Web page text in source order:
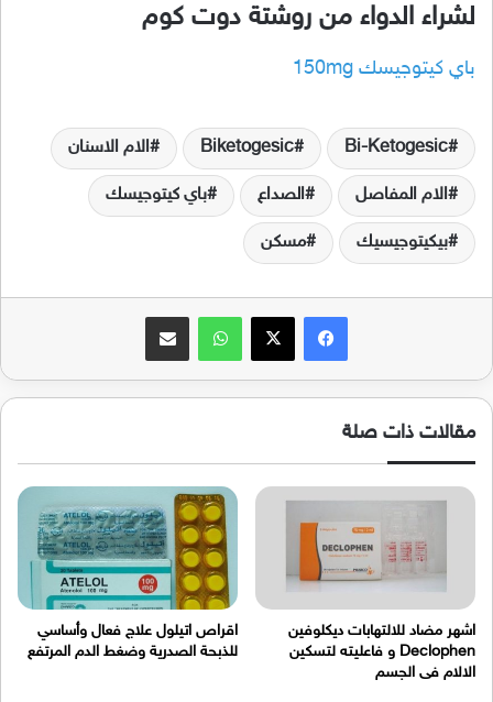
لشراء الدواء من روشتة دوت كوم
باي كيتوجيسك 150mg
Bi-Ketogesic
Biketogesic الام الاسنان
الام المفاصل الصداع باي كيتوجيسك
بيكيتوجيسيك مسكن
فيسبوك واتساب
مقالات ذات صلة
اشهر مضاد للالتهابات ديكلوفين
Declophen و فاعليته لتسكين
الالام فى الجسم
اقراص اتيلول علاج فعال وأساسي
للذبحة الصدرية وضغط الدم المرتفع